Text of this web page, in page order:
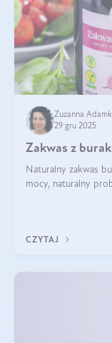
Zuzanna
29 gru 2025
Zakwas z
Naturalny zakwas
mocy, naturalny
CZYTAJ